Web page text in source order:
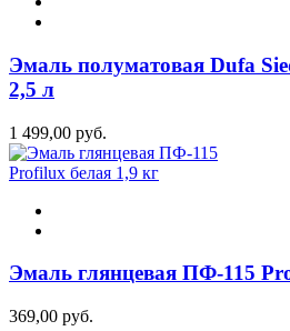
Эмаль полуматовая Dufa
2,5 л
1 499,00 руб.
Эмаль глянцевая ПФ-115
369,00 руб.